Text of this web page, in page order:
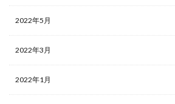
2022年5月
2022年3月
2022年1月